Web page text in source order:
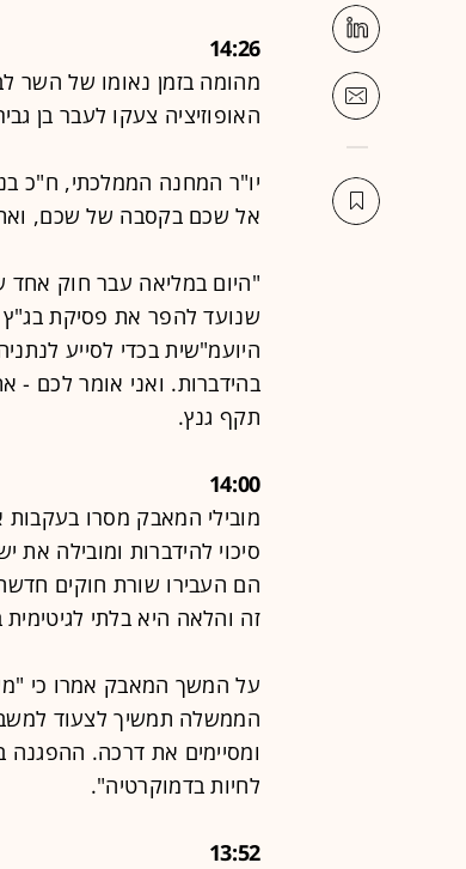
14:26
מהומה בזמן נאומו של השר
האופוזיציה צעקו לעבר בן
יו"ר המחנה הממלכתי, ח"כ
אל שכם בקסבה של שכם,
"היום במליאה עבר חוק
שנועד להפר את פסיקת בג"ץ
היועמ"שית בכדי לסייע
בהידברות. ואני אומר לכם
תקף גנץ.
14:00
מובילי המאבק מסרו
סיכוי להידברות ומובילה
הם העבירו שורת חוקים
זה והלאה היא בלתי לגיטימית
על המשך המאבק אמרו כי
הממשלה תמשיך לצעוד
ומסיימים את דרכה.
לחיות בדמוקרטיה".
13:52